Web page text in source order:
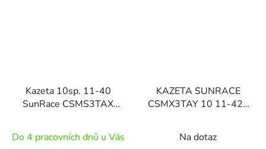
Kazeta 10sp. 11-40
SunRace CSMS3TAX
Do 4 pracovních dnů u Vás
KAZETA SUNRACE
CSMX3TAY 10 11-42Z
Na dotaz